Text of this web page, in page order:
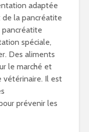
adaptée
la pancréatite
pancréatite
spéciale,
Des aliments
le marché et
vétérinaire. Il est
prévenir les